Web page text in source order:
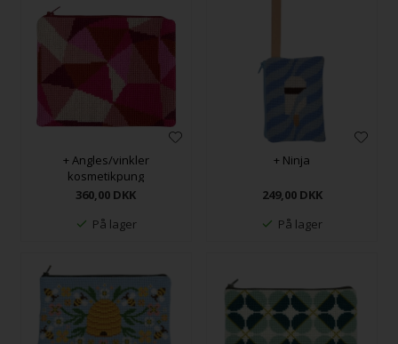
+ Angles/vinkler
kosmetikpung
360,00 DKK
På lager
+ Ninja
249,00 DKK
På lager